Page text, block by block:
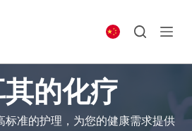
的化疗
标准的护理，为您的健康需求提供